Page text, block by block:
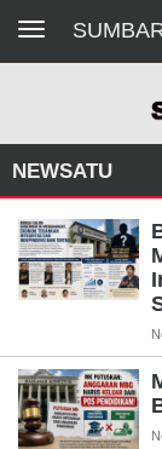
Toggle navigation
NEWSATU